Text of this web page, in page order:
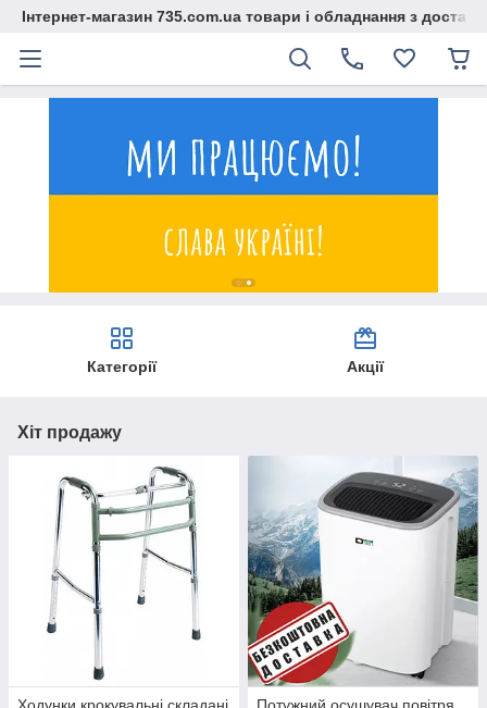
Інтернет-магазин 735.com.ua товари і обладнання з
Категорії Акції
Хіт продажу